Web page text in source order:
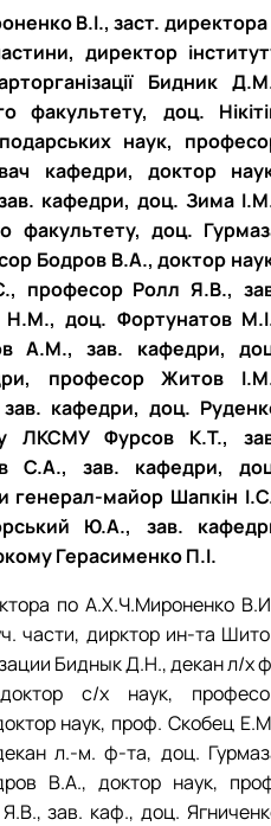
В.І., заст. директора
директор
Бидник
факультету, доц.
наук,
кафедри, доктор
кафедри, доц. Зима
факультету, доц.
Бодров В.А., доктор
професор Ролл Я.В.,
Н.М., доц. Фортунатов
А.М., зав. кафедри,
професор Житов
кафедри, доц.
ЛКСМУ Фурсов К.Т.,
С.А., зав. кафедри,
майор Шапкін
Ю.А., зав.
Герасименко П.І.
по А.Х.Ч.Мироненко
части, дирктор ин-та
Биднык Д.Н., декан л/х
с/х наук,
наук, проф. Скобец
л.-м. ф-та, доц.
В.А., доктор наук,
зав. каф., доц.